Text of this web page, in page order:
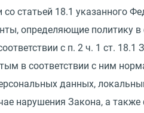
статьей 18.1 указанного
определяющие политику
с п. 2 ч. 1 ст. 18.1
в соответствии с ним
данных,
нарушения Закона, а